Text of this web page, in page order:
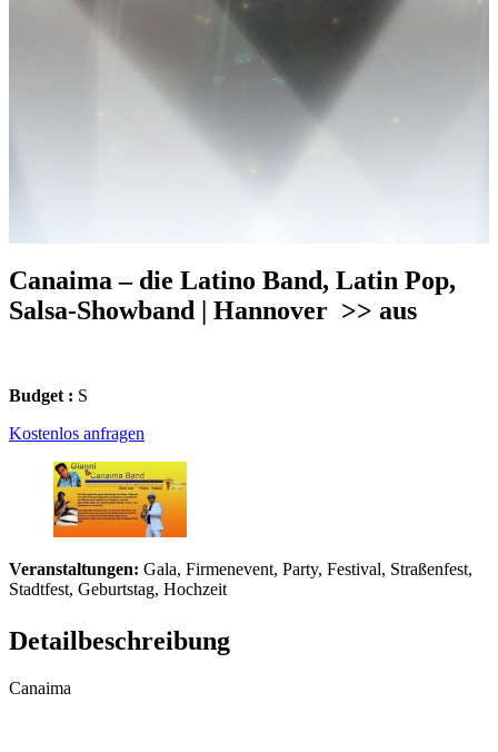
Canaima – die Latino Band, Latin Pop,
Salsa-Showband | Hannover >> aus
Budget : S
Kostenlos anfragen
Veranstaltungen: Gala, Firmenevent, Party, Festival, Straßenfest,
Stadtfest, Geburtstag, Hochzeit
Detailbeschreibung
Canaima